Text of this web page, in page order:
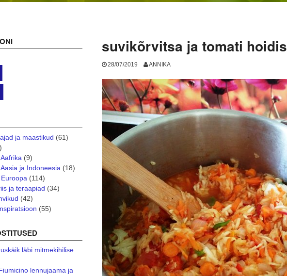
suvikõrvitsa ja tomati hoidis
28/07/2019 ANNIKA
ja maastikud (61)
(9)
ja Indoneesia(18)
(114)
ja teraapiad (34)
(42)
(55)
läbi mitmekihilise
lennujaama ja